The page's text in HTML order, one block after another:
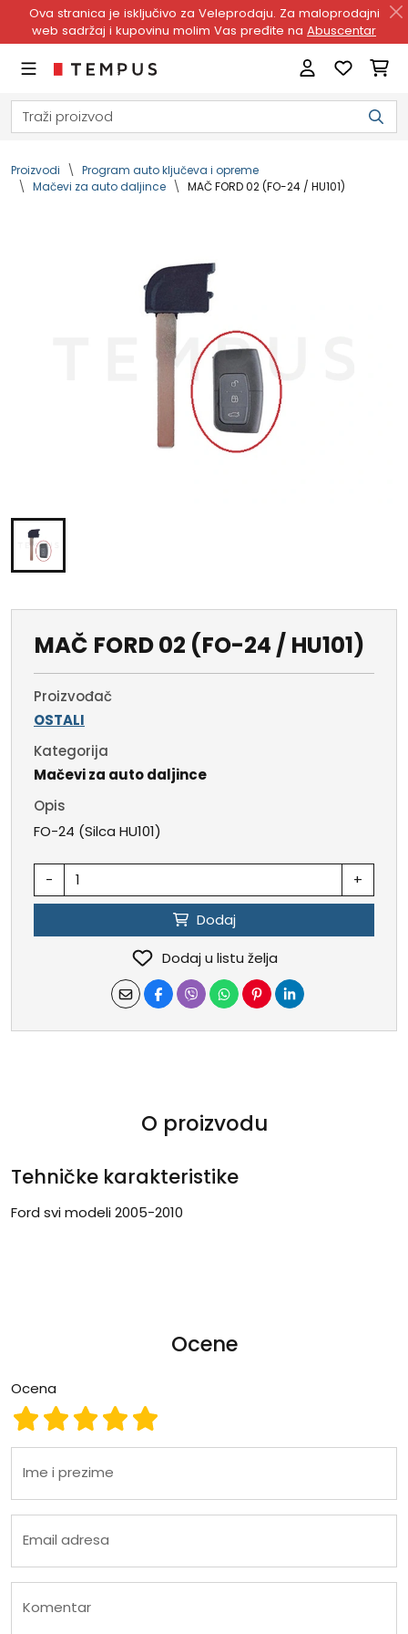
Ova stranica je isključivo za Veleprodaju. Za maloprodajni
web sadržaj i kupovinu molim Vas pređite na Abuscentar
Proizvodi
Program auto ključeva i opreme
Mačevi za auto daljince
MAČ FORD 02 (FO-24 / HU101)
MAČ FORD 02 (FO-24 / HU101)
Proizvođač
OSTALI
Kategorija
Mačevi za auto daljince
Opis
FO-24 (Silca HU101)
- +
Dodaj
Dodaj u listu želja
O proizvodu
Tehničke karakteristike
Ford svi modeli 2005-2010
Ocene
Ocena
Ocena 5
Ocena 4
Ocena 3
Ocena 2
Ocena 1
Ime i prezime
Email adresa
Komentar